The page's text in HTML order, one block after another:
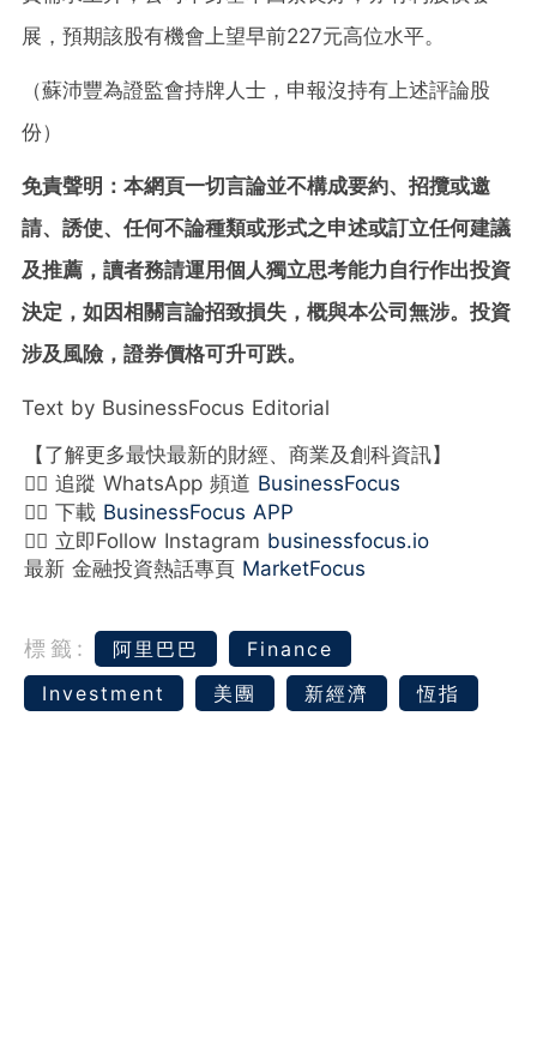
展，預期該股有機會上望早前227元高位水平。
（蘇沛豐為證監會持牌人士，申報沒持有上述評論股
份）
免責聲明：本網頁一切言論並不構成要約、招攬或邀
請、誘使、任何不論種類或形式之申述或訂立任何建議
及推薦，讀者務請運用個人獨立思考能力自行作出投資
決定，如因相關言論招致損失，概與本公司無涉。投資
涉及風險，證券價格可升可跌。
Text by BusinessFocus Editorial
【了解更多最快最新的財經、商業及創科資訊】
👉🏻 追蹤 WhatsApp 頻道 BusinessFocus
👉🏻 下載 BusinessFocus APP
👉🏻 立即Follow Instagram businessfocus.io
最新 金融投資熱話專頁 MarketFocus
標籤: 阿里巴巴
Finance
Investment
美團 新經濟 恆指